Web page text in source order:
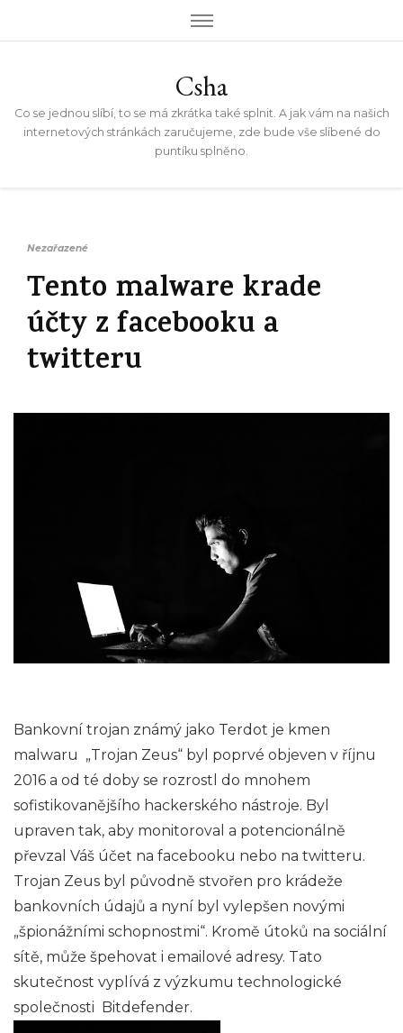
Csha
Co se jednou slíbí, to se má zkrátka také splnit. A jak vám na našich
internetových stránkách zaručujeme, zde bude vše slíbené do
puntíku splněno.
Nezařazené
Tento malware krade
účty z facebooku a
twitteru
Bankovní trojan známý jako Terdot je kmen
malwaru „Trojan Zeus“ byl poprvé objeven v říjnu
2016 a od té doby se rozrostl do mnohem
sofistikovanějšího hackerského nástroje. Byl
upraven tak, aby monitoroval a potencionálně
převzal Váš účet na facebooku nebo na twitteru.
Trojan Zeus byl původně stvořen pro krádeže
bankovních údajů a nyní byl vylepšen novými
„špionážními schopnostmi“. Kromě útoků na sociální
sítě, může špehovat i emailové adresy. Tato
skutečnost vyplívá z výzkumu technologické
společnosti Bitdefender.